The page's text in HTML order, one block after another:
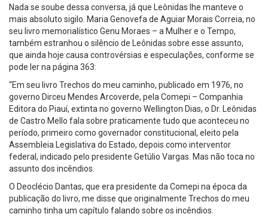
Nada se soube dessa conversa, já que Leônidas lhe manteve o
mais absoluto sigilo. Maria Genovefa de Aguiar Morais Correia, no
seu livro memorialístico Genu Moraes – a Mulher e o Tempo,
também estranhou o silêncio de Leônidas sobre esse assunto,
que ainda hoje causa controvérsias e especulações, conforme se
pode ler na página 363:
“Em seu livro Trechos do meu caminho, publicado em 1976, no
governo Dirceu Mendes Arcoverde, pela Comepi – Companhia
Editora do Piauí, extinta no governo Wellington Dias, o Dr. Leônidas
de Castro Mello fala sobre praticamente tudo que aconteceu no
período, primeiro como governador constitucional, eleito pela
Assembleia Legislativa do Estado, depois como interventor
federal, indicado pelo presidente Getúlio Vargas. Mas não toca no
assunto dos incêndios.
O Deoclécio Dantas, que era presidente da Comepi na época da
publicação do livro, me disse que originalmente Trechos do meu
caminho tinha um capítulo falando sobre os incêndios.